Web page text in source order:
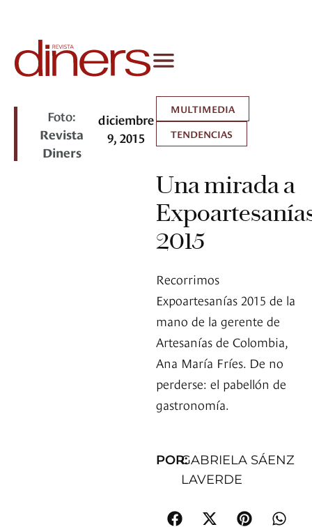
Foto:
Revista
Diners
diciembre
9, 2015
MULTIMEDIA
TENDENCIAS
Una mirada a
2015
Recorrimos
Expoartesanías 2015 de la
mano de la gerente de
Artesanías de Colombia,
Ana María Fríes. De no
perderse: el pabellón de
gastronomía.
POR:GABRIELA SÁENZ
LAVERDE